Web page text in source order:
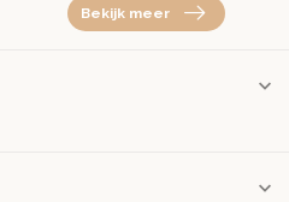
Bekijk meer